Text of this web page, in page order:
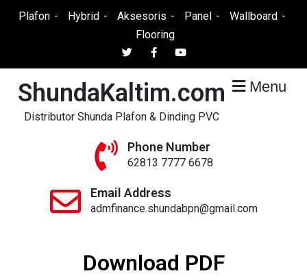
Plafon Hybrid Aksesoris Panel
Wallboard
Flooring
ShundaKaltim.com
Distributor Shunda Plafon & Dinding PVC
Menu
Phone Number
62813 7777 6678
Email Address
admfinance.shundabpn@gmail.com
Download PDF